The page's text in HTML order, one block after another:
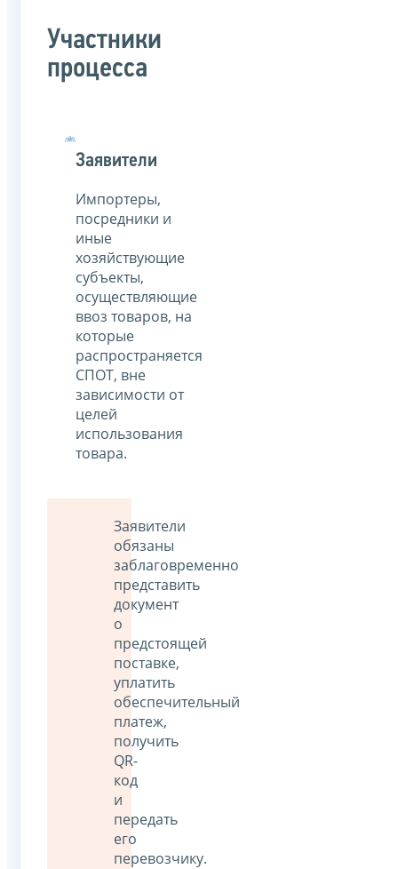
Участники
процесса
Заявители
Импортеры,
посредники и
иные
хозяйствующие
субъекты,
осуществляющие
ввоз товаров, на
которые
распространяется
СПОТ, вне
зависимости от
целей
использования
товара.
Заявители
обязаны
заблаговременно
представить
документ
о
предстоящей
поставке,
уплатить
обеспечительный
платеж,
получить
QR-
код
и
передать
его
перевозчику.